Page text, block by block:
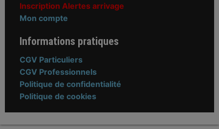
Inscription Alertes arrivage
Mon compte
Informations pratiques
CGV Particuliers
CGV Professionnels
Politique de confidentialité
Politique de cookies